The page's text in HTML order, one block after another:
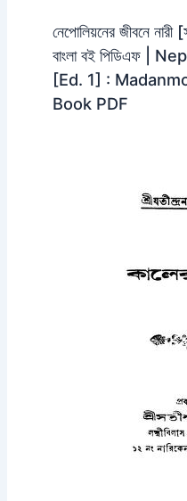
নেপোলিয়নের জীবনে
বাংলা বই পিডিএফ |
[Ed. 1] :
Book PDF